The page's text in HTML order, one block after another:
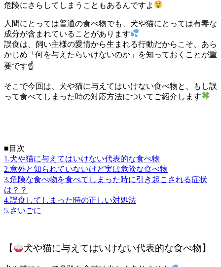
危険にさらしてしまうこともあるんですよ
人間にとっては普通の食べ物でも、犬や猫にとっては有毒な
成分が含まれていることがあります
誤食は、飼い主様の愛情から生まれる行動だからこそ、あら
かじめ「何を与えたらいけないのか」を知っておくことが重
要です☝
そこで今回は、犬や猫に与えてはいけない食べ物と、もし誤
って食べてしまった時の対応方法についてご紹介します
■目次
1.犬や猫に与えてはいけない代表的な食べ物
2.意外と知られていないけど実は危険な食べ物
3.危険な食べ物を食べてしまった時に引き起こされる症状
は？？
4.誤食してしまった時の正しい対処法
5.さいごに
【 犬や猫に与えてはいけない代表的な食べ物】